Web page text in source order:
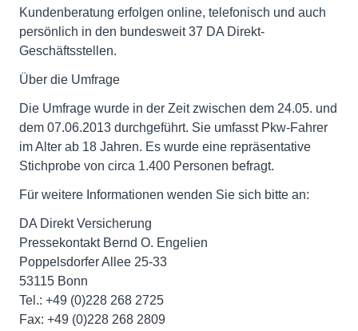
Kundenberatung erfolgen online, telefonisch und auch
persönlich in den bundesweit 37 DA Direkt-
Geschäftsstellen.
Über die Umfrage
Die Umfrage wurde in der Zeit zwischen dem 24.05. und
dem 07.06.2013 durchgeführt. Sie umfasst Pkw-Fahrer
im Alter ab 18 Jahren. Es wurde eine repräsentative
Stichprobe von circa 1.400 Personen befragt.
Für weitere Informationen wenden Sie sich bitte an:
DA Direkt Versicherung
Pressekontakt Bernd O. Engelien
Poppelsdorfer Allee 25-33
53115 Bonn
Tel.: +49 (0)228 268 2725
Fax: +49 (0)228 268 2809